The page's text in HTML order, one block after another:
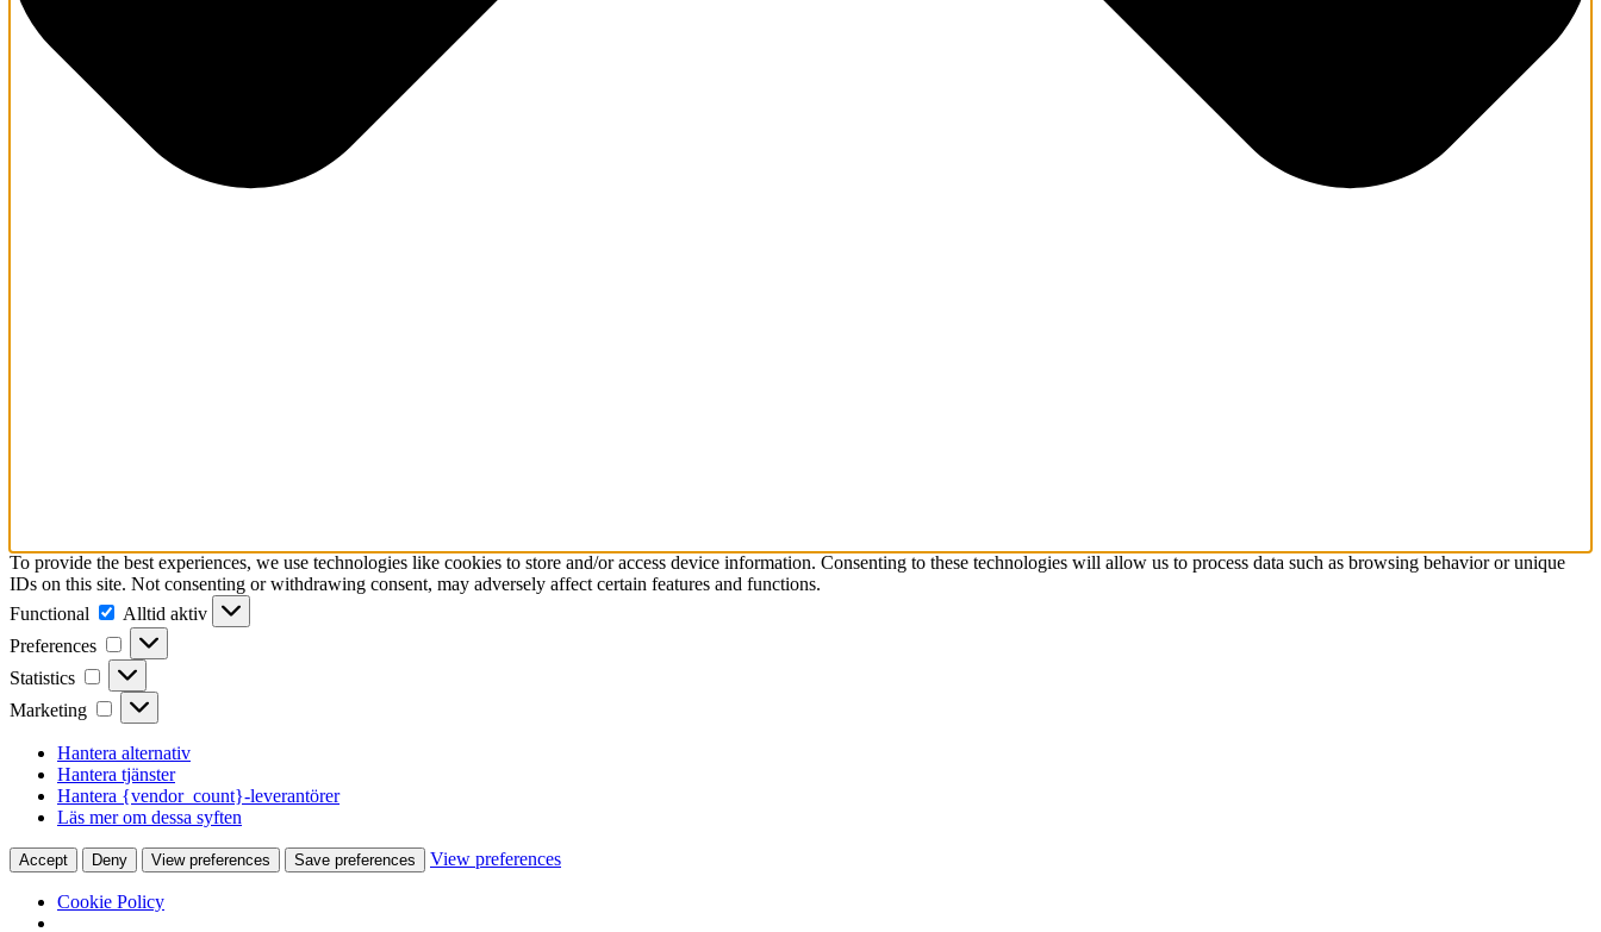
To provide the best experiences, we use technologies like cookies to store and/or access device information. Consenting to these technologies will allow us to process data such as browsing behavior or unique
IDs on this site. Not consenting or withdrawing consent, may adversely affect certain features and functions.
Functional
Functional
Alltid aktiv
Preferences
Preferences
Statistics Statistics
Marketing Marketing
Hantera alternativ
Hantera tjänster
Hantera {vendor_count}-leverantörer
Läs mer om dessa syften
Accept Deny View preferences Save preferences View preferences
Cookie Policy